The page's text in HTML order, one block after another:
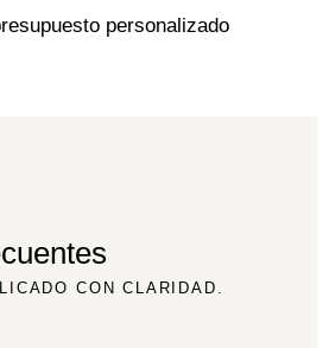
personalizado
CON CLARIDAD.